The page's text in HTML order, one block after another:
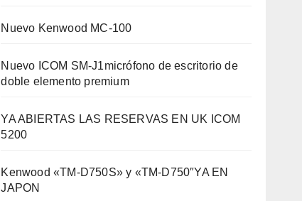
Nuevo Kenwood MC-100
Nuevo ICOM SM-J1micrófono de escritorio de
doble elemento premium
YA ABIERTAS LAS RESERVAS EN UK ICOM
5200
Kenwood «TM-D750S» y «TM-D750″YA EN
JAPON